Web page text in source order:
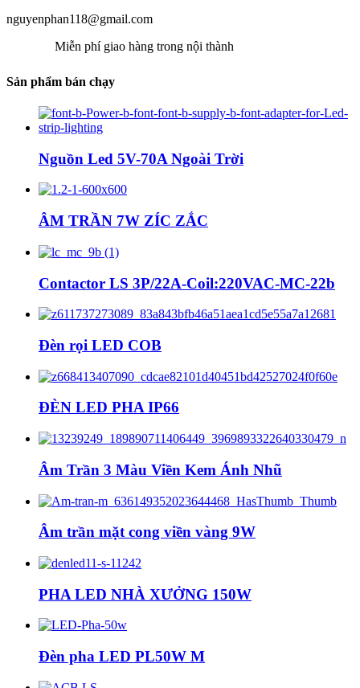
nguyenphan118@gmail.com
Miễn phí giao hàng trong nội thành
Sản phẩm bán chạy
Nguồn Led 5V-70A Ngoài Trời
ÂM TRẦN 7W ZÍC ZẮC
Contactor LS 3P/22A-Coil:220VAC-MC-22b
Đèn rọi LED COB
ĐÈN LED PHA IP66
Âm Trần 3 Màu Viền Kem Ánh Nhũ
Âm trần mặt cong viền vàng 9W
PHA LED NHÀ XƯỞNG 150W
Đèn pha LED PL50W M